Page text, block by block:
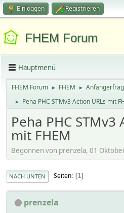
Einloggen Registrieren
FHEM Forum
Hauptmenü
FHEM Forum ► FHEM ►
► Peha PHC STMv3 Action URLs mit
Peha PHC STMv3
mit FHEM
Begonnen von prenzela, 01
NACH UNTEN Seiten 1
prenzela